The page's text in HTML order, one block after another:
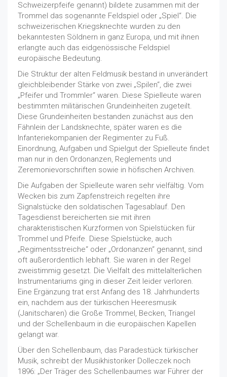
Schweizerpfeife genannt) bildete zusammen mit der
Trommel das sogenannte Feldspiel oder „Spiel“. Die
schweizerischen Kriegsknechte wurden zu den
bekanntesten Söldnern in ganz Europa, und mit ihnen
erlangte auch das eidgenössische Feldspiel
europäische Bedeutung.
Die Struktur der alten Feldmusik bestand in unverändert
gleichbleibender Stärke von zwei „Spilen“, die zwei
„Pfeifer und Trommler“ waren. Diese Spielleute waren
bestimmten militärischen Grundeinheiten zugeteilt.
Diese Grundeinheiten bestanden zunächst aus den
Fähnlein der Landsknechte, später waren es die
Infanteriekompanien der Regimenter zu Fuß.
Einordnung, Aufgaben und Spielgut der Spielleute findet
man nur in den Ordonanzen, Reglements und
Zeremonievorschriften sowie in höfischen Archiven.
Die Aufgaben der Spielleute waren sehr vielfältig. Vom
Wecken bis zum Zapfenstreich regelten ihre
Signalstücke den soldatischen Tagesablauf. Den
Tagesdienst bereicherten sie mit ihren
charakteristischen Kurzformen von Spielstücken für
Trommel und Pfeife. Diese Spielstücke, auch
„Regimentsstreiche“ oder „Ordonanzen“ genannt, sind
oft außerordentlich lebhaft. Sie waren in der Regel
zweistimmig gesetzt. Die Vielfalt des mittelalterlichen
Instrumentariums ging in dieser Zeit leider verloren.
Eine Ergänzung trat erst Anfang des 18. Jahrhunderts
ein, nachdem aus der türkischen Heeresmusik
(Janitscharen) die Große Trommel, Becken, Triangel
und der Schellenbaum in die europäischen Kapellen
gelangt war.
Über den Schellenbaum, das Paradestück türkischer
Musik, schreibt der Musikhistoriker Dolleczek noch
1896: „Der Träger des Schellenbaumes war Führer der